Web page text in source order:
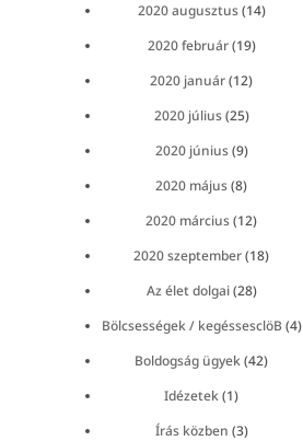
2020 augusztus(14)
2020 február(19)
2020 január(12)
2020 július(25)
2020 június(9)
2020 május(8)
2020 március(12)
2020 szeptember(18)
Az élet dolgai(28)
Bölcsességek / kegéssesclöB(4)
Boldogság ügyek(42)
Idézetek(1)
Írás közben (3)